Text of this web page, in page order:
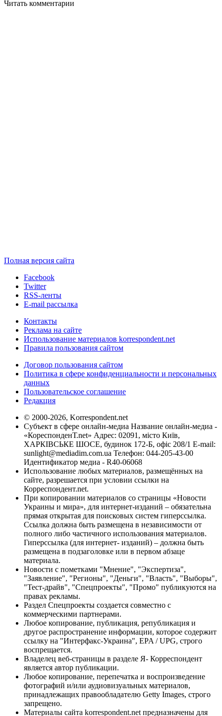
Читать комментарии
Полная версия сайта
Facebook
Twitter
RSS-ленты
E-mail рассылка
Контакты
Реклама на сайте
Использование материалов korrespondent.net
Правила пользования сайтом
Договор пользования сайтом
Политика в сфере конфиденциальности и персональных
данных
Пользовательское соглашение
Редакция
© 2000-2026, Korrespondent.net
Субъект в сфере онлайн-медиа Название онлайн-медиа -
«КореспонденТ.net» Адрес: 02091, місто Київ,
ХАРКІВСЬКЕ ШОСЕ, будинок 172-Б, офіс 208/1 E-mail:
sunlight@mediadim.com.ua Телефон: 044-205-43-00
Идентификатор медиа - R40-06068
Использование любых материалов, размещённых на
сайте, разрешается при условии ссылки на
Корреспондент.net.
При копировании материалов со страницы «Новости
Украины и мира», для интернет-изданий – обязательна
прямая открытая для поисковых систем гиперссылка.
Ссылка должна быть размещена в независимости от
полного либо частичного использования материалов.
Гиперссылка (для интернет- изданий) – должна быть
размещена в подзаголовке или в первом абзаце
материала.
Новости с пометками "Мнение", "Экспертиза",
"Заявление", "Регионы", "Деньги", "Власть", "Выборы",
"Тест-драйв", "Спецпроекты", "Промо" публикуются на
правах рекламы.
Раздел Спецпроекты создается совместно с
коммерческими партнерами.
Любое копирование, публикация, републикация и
другое распространение информации, которое содержит
ссылку на "Интерфакс-Украина", EPA / UPG, строго
воспрещается.
Владелец веб-страницы в разделе Я- Корреспондент
является автор публикации.
Любое копирование, перепечатка и воспроизведение
фотографий и/или аудиовизуальных материалов,
принадлежащих правообладателю Getty Images, строго
запрещено.
Материалы сайта korrespondent.net предназначены для